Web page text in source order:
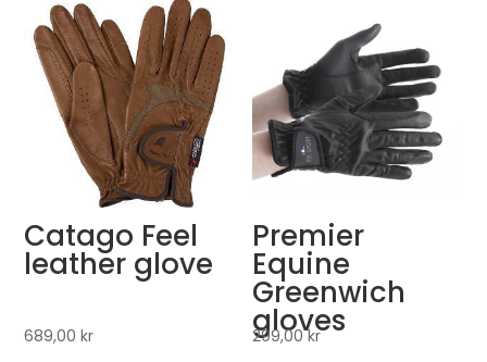
Catago Feel
leather glove
689,00kr
Premier
Equine
Greenwich
gloves
299,00kr